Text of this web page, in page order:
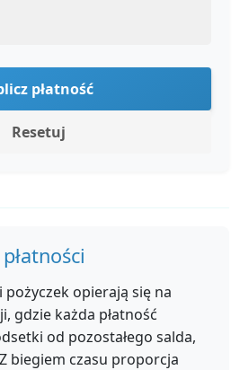
płatność
Resetuj
pożyczek opierają się na
gdzie każda płatność
od pozostałego salda,
biegiem czasu proporcja